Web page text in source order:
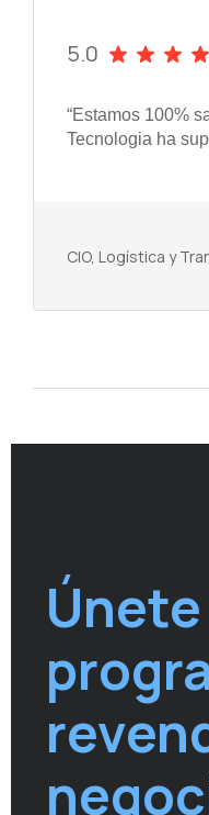
5.0
“Estamos 100%
Tecnologia ha
CIO, Logística y